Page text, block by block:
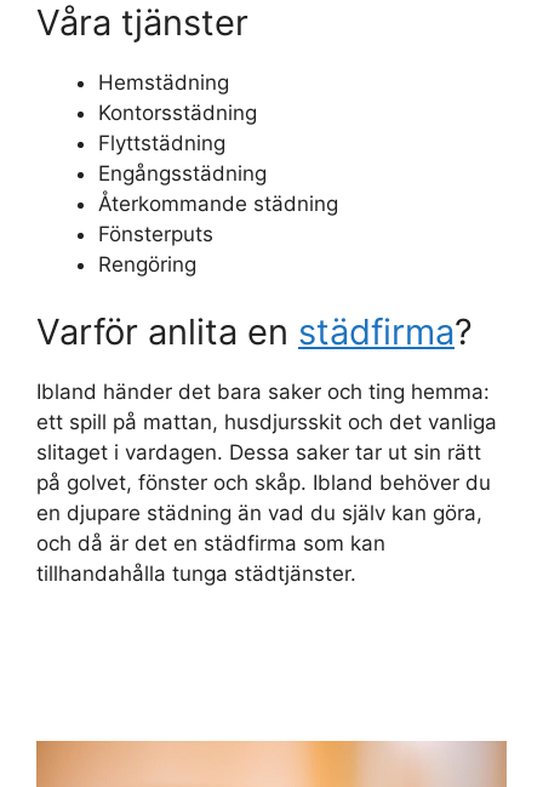
Våra tjänster
Hemstädning
Kontorsstädning
Flyttstädning
Engångsstädning
Återkommande städning
Fönsterputs
Rengöring
Varför anlita en städfirma?
Ibland händer det bara saker och ting hemma:
ett spill på mattan, husdjursskit och det vanliga
slitaget i vardagen. Dessa saker tar ut sin rätt
på golvet, fönster och skåp. Ibland behöver du
en djupare städning än vad du själv kan göra,
och då är det en städfirma som kan
tillhandahålla tunga städtjänster.